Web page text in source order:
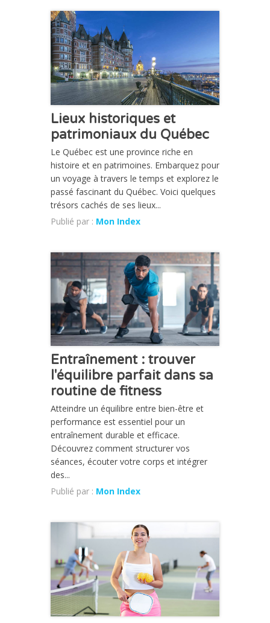
CHRONIQUE
Lieux historiques et
patrimoniaux du Québec
Le Québec est une province riche en
histoire et en patrimoines. Embarquez pour
un voyage à travers le temps et explorez le
passé fascinant du Québec. Voici quelques
trésors cachés de ses lieux...
Publié par : Mon Index
CHRONIQUE
Entraînement : trouver
l'équilibre parfait dans sa
routine de fitness
Atteindre un équilibre entre bien-être et
performance est essentiel pour un
entraînement durable et efficace.
Découvrez comment structurer vos
séances, écouter votre corps et intégrer
des...
Publié par : Mon Index